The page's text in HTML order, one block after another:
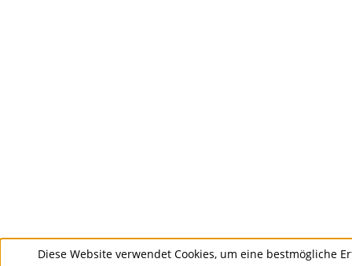
Diese Website verwendet Cookies, um eine bestmögliche